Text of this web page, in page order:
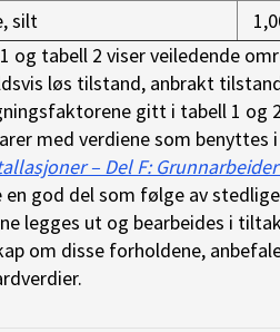
silt
og tabell 2 viser veiledende
løs tilstand, anbrakt
gitt i tabell 1 og
med verdiene som benyttes i
– Del F:
en god del som følge av
legges ut og bearbeides i
om disse forholdene,